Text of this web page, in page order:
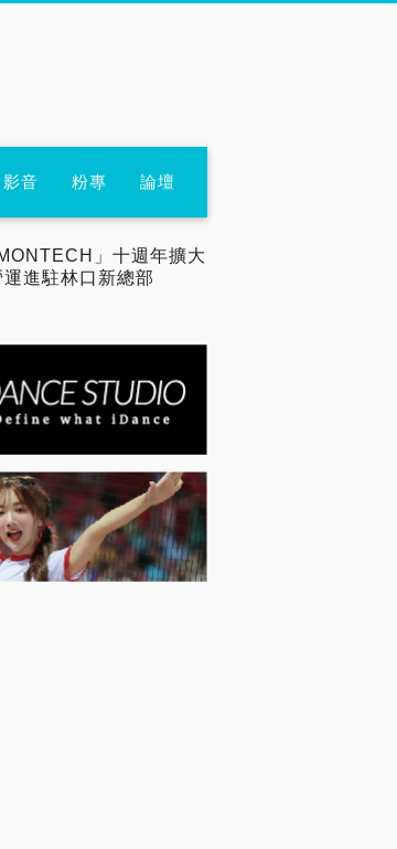
影音 粉專 論壇
」十週年擴大
運進駐林口新總部